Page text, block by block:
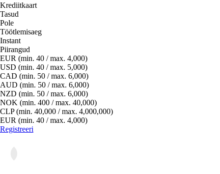
Krediitkaart
Tasud
Pole
Töötlemisaeg
Instant
Piirangud
EUR (min. 40 / max. 4,000)
USD (min. 40 / max. 5,000)
CAD (min. 50 / max. 6,000)
AUD (min. 50 / max. 6,000)
NZD (min. 50 / max. 6,000)
NOK (min. 400 / max. 40,000)
CLP (min. 40,000 / max. 4,000,000)
EUR (min. 40 / max. 4,000)
Registreeri